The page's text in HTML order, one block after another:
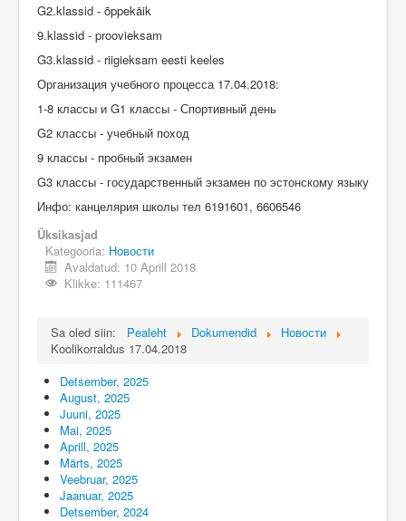
Koolielu
Üldinfo
Kontakt
Login
G2.klassid - õppekäik
9.klassid - proovieksam
G3.klassid - riigieksam eesti keeles
Организация учебного процесса 17.04.2018:
1-8 классы и G1 классы - Спортивный день
G2 классы - учебный поход
9 классы - пробный экзамен
G3 классы - государственный экзамен по эстонскому языку
Инфо: канцелярия школы тел 6191601, 6606546
Üksikasjad
Kategooria: Новости
Avaldatud: 10 Aprill 2018
Klikke: 111467
Sa oled siin: Pealeht Dokumendid
Новости
Koolikorraldus 17.04.2018
Detsember, 2025
August, 2025
Juuni, 2025
Mai, 2025
Aprill, 2025
Märts, 2025
Veebruar, 2025
Jaanuar, 2025
Detsember, 2024